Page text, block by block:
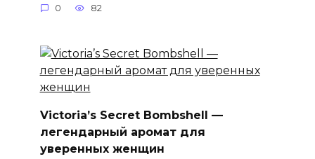
0 82
Victoria’s Secret Bombshell —
легендарный аромат для
уверенных женщин